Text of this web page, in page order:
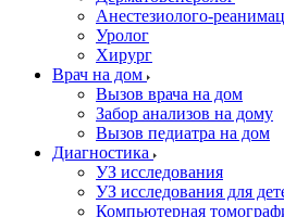
Анестезиолого-
Уролог
Хирург
Врач на дом
Вызов врача на дом
Забор анализов на дому
Вызов педиатра на дом
Диагностика
УЗ исследования
УЗ исследования для
Компьютерная